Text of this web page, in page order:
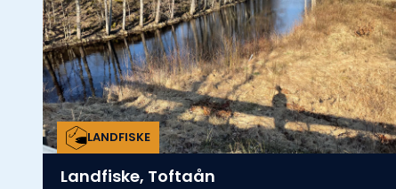
LANDFISKE
Landfiske, Toftaån